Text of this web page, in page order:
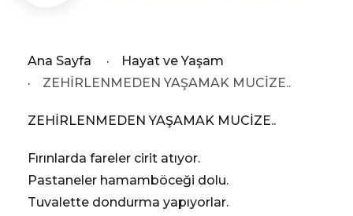
Ana Sayfa ·
Hayat ve Yaşam
·
ZEHİRLENMEDEN YAŞAMAK MUCİZE..
ZEHİRLENMEDEN YAŞAMAK MUCİZE..
Fırınlarda fareler cirit atıyor.
Pastaneler hamamböceği dolu.
Tuvalette dondurma yapıyorlar.